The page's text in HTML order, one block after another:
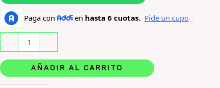
Perfume
Maison
Alhambra
Delilah
AÑADIR AL CARRITO